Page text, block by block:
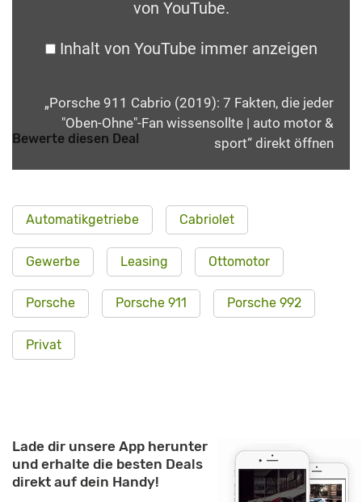
von YouTube.
Inhalt von YouTube immer anzeigen
„Porsche 911 Cabrio (2019): 7 Fakten, die jeder
"Oben-Ohne"-Fan wissensollte | auto motor &
sport“ direkt öffnen
Bewerte diesen Deal
Automatikgetriebe Cabriolet
Gewerbe Leasing Ottomotor
Porsche Porsche 911 Porsche 992
Privat
Lade dir unsere App herunter
und erhalte die besten Deals
direkt auf dein Handy!